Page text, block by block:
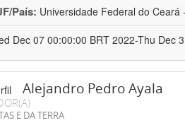
País: Universidade Federal do Ceará
Dec 07 00:00:00 BRT 2022-Thu Dec
Alejandro Pedro Ayala
E DA TERRA